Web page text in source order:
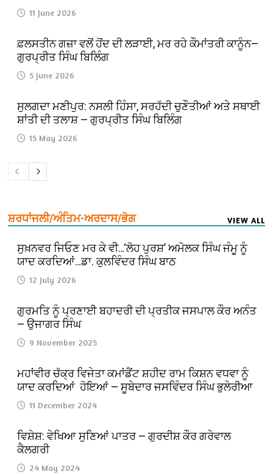
11 June 2026
ਫ਼ਲਸਤੀਨ ਗਜ਼ਾ ਵਲੋਂ ਹੋਂਦ ਦੀ ਲੜਾਈ, ਮਰ ਰਹੇ ਕੌਮਾਂਤਰੀ ਕਾਨੂੰਨ—
ਗੁਰਪ੍ਰੀਤ ਸਿੰਘ ਬਿਲਿੰਗ
5 June 2026
ਸੁਲਗਦਾ ਮਣੀਪੁਰ: ਨਸਲੀ ਹਿੰਸਾ, ਸਰਹੱਦੀ ਚੁਣੌਤੀਆਂ ਅਤੇ ਸਥਾਈ
ਸ਼ਾਂਤੀ ਦੀ ਤਲਾਸ਼ — ਗੁਰਪ੍ਰੀਤ ਸਿੰਘ ਬਿਲਿੰਗ
15 May 2026
ਸ਼ਰਧਾਂਜਲੀ/ਅੰਤਿਮ-ਅਰਦਾਸ/ਭੋਗ VIEW ALL
ਸੁਖ਼ਨਵਰ ਜਿਓਣ ਮਰ ਕੇ ਵੀ…‘ਲੋਹ ਪੁਰਸ਼’ ਅਮੋਲਕ ਸਿੰਘ ਜੰਮੂ ਨੂੰ
ਯਾਦ ਕਰਦਿਆਂ…ਡਾ. ਕੁਲਵਿੰਦਰ ਸਿੰਘ ਬਾਠ
12 July 2026
ਗੁਰਮਤਿ ਨੂੰ ਪ੍ਰਣਾਈ ਬਹਾਦਰੀ ਦੀ ਪ੍ਰਤੀਕ ਜਸਪਾਲ ਕੌਰ ਅਨੰਤ
— ਉਜਾਗਰ ਸਿੰਘ
9 November 2025
ਮਹਾਂਵੀਰ ਚੱਕ੍ਰ ਵਿਜੇਤਾ ਕਮਾਂਡੈਂਟ ਸ਼ਹੀਦ ਰਾਮ ਕਿਸ਼ਨ ਵਧਵਾ ਨੂੰ
ਯਾਦ ਕਰਦਿਆਂ ਹੋਇਆਂ — ਸੂਬੇਦਾਰ ਜਸਵਿੰਦਰ ਸਿੰਘ ਭੁਲੇਰੀਆ
11 December 2024
ਵਿਸ਼ੇਸ਼: ਵੇਖਿਆ ਸੁਣਿਆਂ ਪਾਤਰ — ਗੁਰਦੀਸ਼ ਕੌਰ ਗਰੇਵਾਲ
ਕੈਲਗਰੀ
24 May 2024